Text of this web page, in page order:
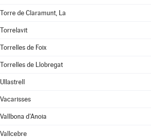
Torre de Claramunt, La
Torrelavit
Torrelles de Foix
Torrelles de Llobregat
Ullastrell
Vacarisses
Vallbona d'Anoia
Vallcebre